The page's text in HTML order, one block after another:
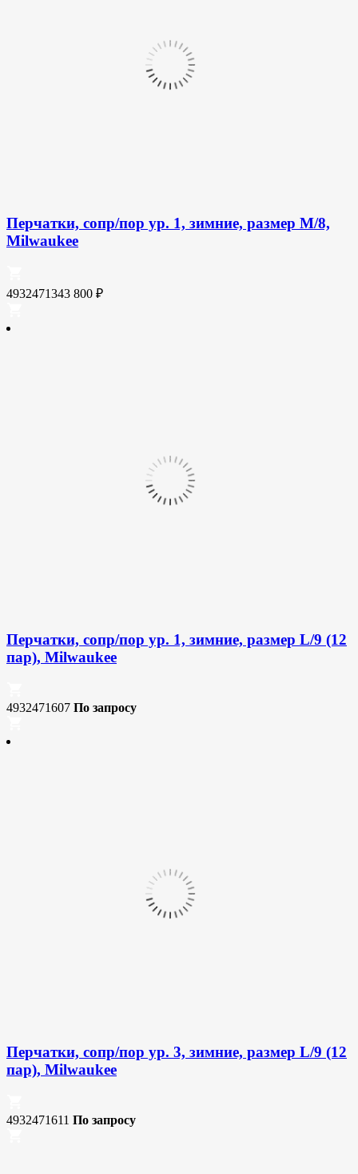
Перчатки, сопр/пор ур. 1, зимние, размер M/8,
Milwaukee
4932471343 800 ₽
Перчатки, сопр/пор ур. 1, зимние, размер L/9 (12
пар), Milwaukee
4932471607 По запросу
Перчатки, сопр/пор ур. 3, зимние, размер L/9 (12
пар), Milwaukee
4932471611 По запросу